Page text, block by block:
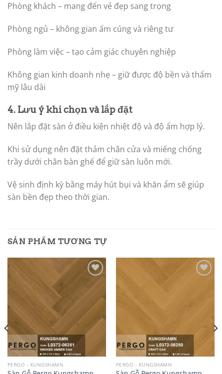
Phòng khách – mang đến vẻ đẹp sang trọng
Phòng ngủ – không gian ấm cúng và riêng tư
Phòng làm việc – tạo cảm giác chuyên nghiệp
Không gian kinh doanh nhẹ – giữ được độ bền và thẩm
mỹ lâu dài
4. Lưu ý khi chọn và lắp đặt
Nên lắp đặt sàn ở điều kiện nhiệt độ và độ ẩm hợp lý.
Khi sử dụng nên đặt thảm chân cửa và miếng chống
trầy dưới chân bàn ghế để giữ sàn luôn mới.
Vệ sinh định kỳ bằng máy hút bụi và khăn ẩm sẽ giúp
sàn bền đẹp theo thời gian.
SẢN PHẨM TƯƠNG TỰ
Add to
wishlist
PERGO - KUNGSHAMN PERGO - KUNGSHAMN